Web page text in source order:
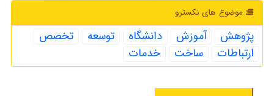
موضوع های نكسترو
پژوهش آموزش دانشگاه توسعه
تخصص
ارتباطات
ساخت خدمات